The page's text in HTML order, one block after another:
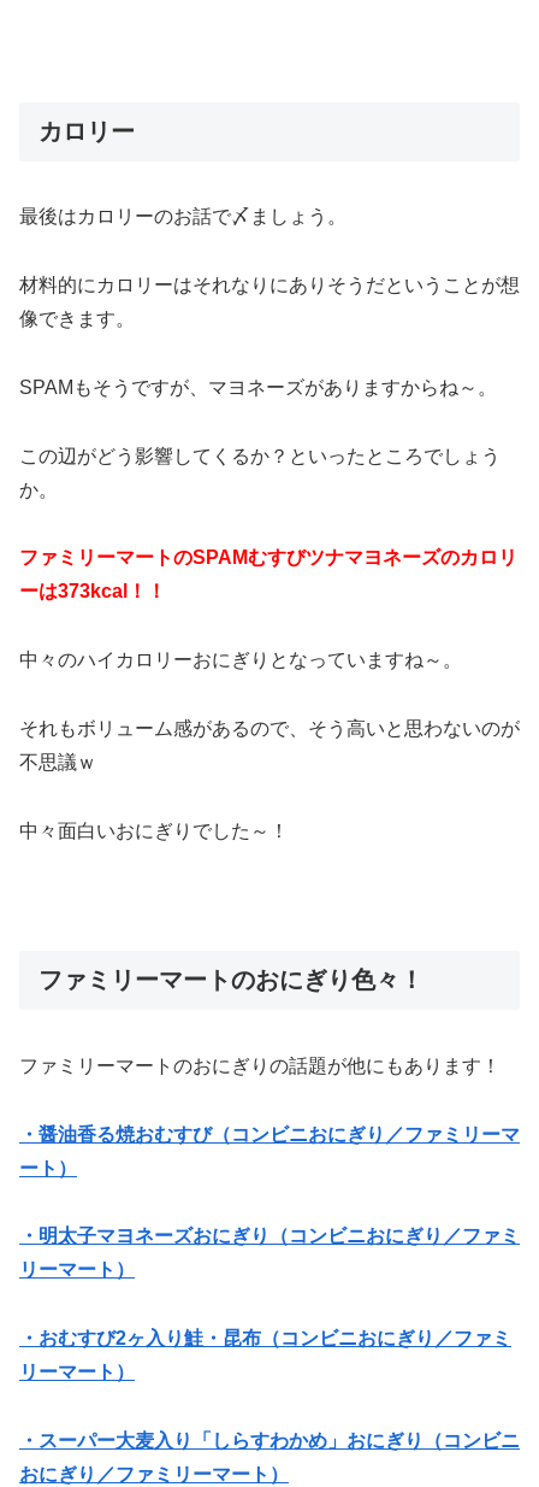
カロリー
最後はカロリーのお話で〆ましょう。
材料的にカロリーはそれなりにありそうだということが想
像できます。
SPAMもそうですが、マヨネーズがありますからね～。
この辺がどう影響してくるか？といったところでしょう
か。
ファミリーマートのSPAMむすびツナマヨネーズのカロリ
ーは373kcal！！
中々のハイカロリーおにぎりとなっていますね～。
それもボリューム感があるので、そう高いと思わないのが
不思議ｗ
中々面白いおにぎりでした～！
ファミリーマートのおにぎり色々！
ファミリーマートのおにぎりの話題が他にもあります！
・醤油香る焼おむすび（コンビニおにぎり／ファミリーマ
ート）
・明太子マヨネーズおにぎり（コンビニおにぎり／ファミ
リーマート）
・おむすび2ヶ入り鮭・昆布（コンビニおにぎり／ファミ
リーマート）
・スーパー大麦入り「しらすわかめ」おにぎり（コンビニ
おにぎり／ファミリーマート）